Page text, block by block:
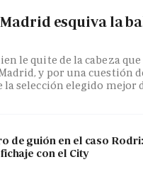
esquiva la
le quite de la cabeza
y por una cuestión
la selección elegido mejor
de guión en el caso
con el City